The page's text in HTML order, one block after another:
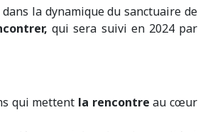
la dynamique du sanctuaire de
qui sera suivi en 2024 par
qui mettent la rencontre au cœur